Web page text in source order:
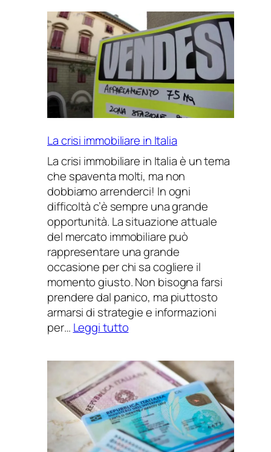
La crisi immobiliare in Italia
La crisi immobiliare in Italia è un tema
che spaventa molti, ma non
dobbiamo arrenderci! In ogni
difficoltà c’è sempre una grande
opportunità. La situazione attuale
del mercato immobiliare può
rappresentare una grande
occasione per chi sa cogliere il
momento giusto. Non bisogna farsi
prendere dal panico, ma piuttosto
armarsi di strategie e informazioni
per… Leggi tutto:
crisi
immobiliare
in
Italia